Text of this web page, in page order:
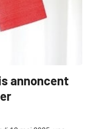
annoncent